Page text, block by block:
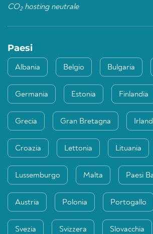
CO2hosting neutrale
Paesi
Albania Belgio Bulgaria
Germania Estonia Finlandia
Grecia Gran Bretagna
Croazia Lettonia Lituania
Lussemburgo Malta Paesi
Austria Polonia Portogallo
Svezia Svizzera Slovacchia